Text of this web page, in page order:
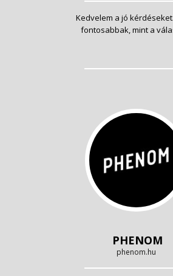
Kedvelem a jó
fontosabbak, mint a
PHENOM
phenom.hu